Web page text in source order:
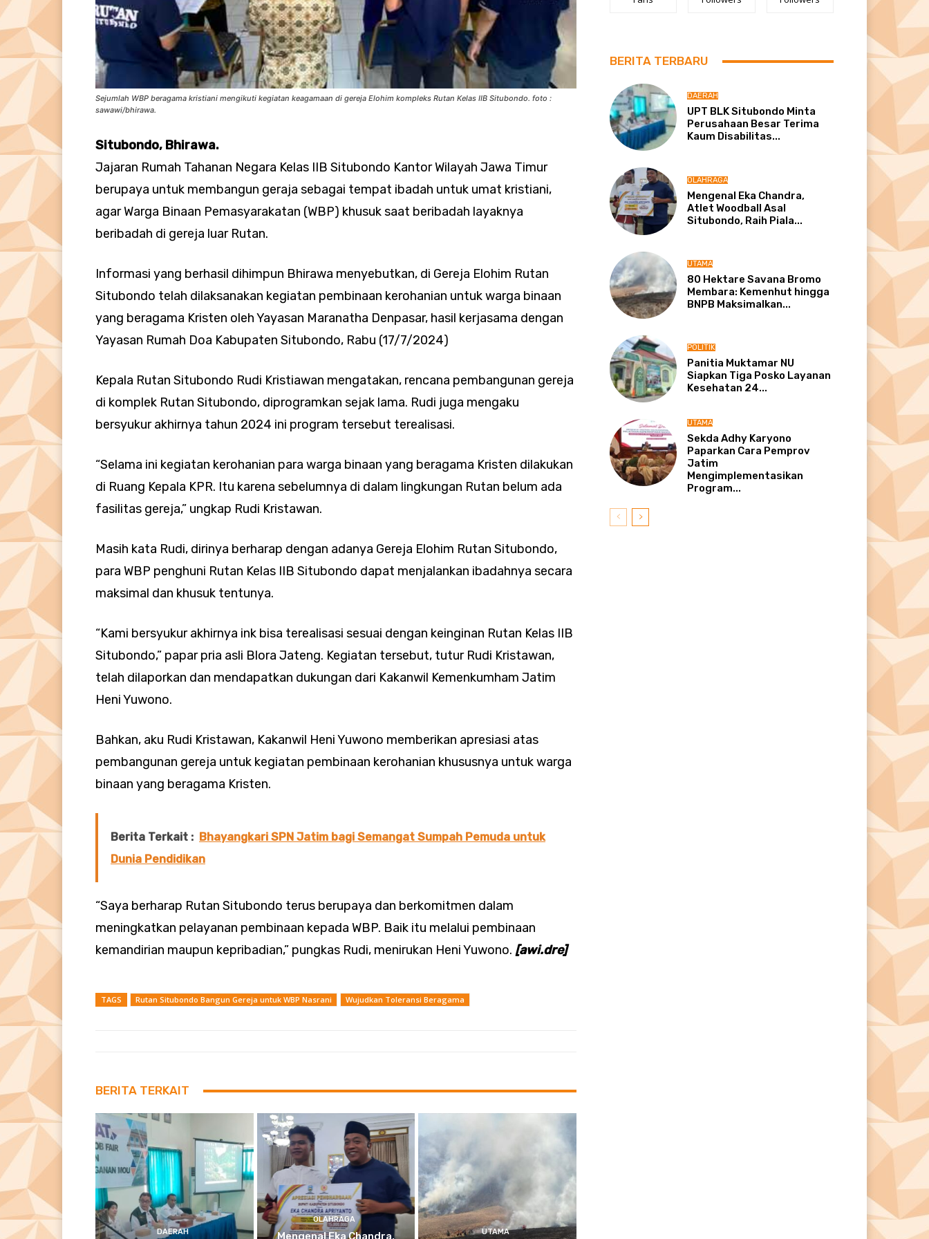
Sejumlah WBP beragama kristiani mengikuti kegiatan keagamaan di gereja Elohim kompleks Rutan Kelas IIB Situbondo. foto :
sawawi/bhirawa.
Situbondo, Bhirawa.
Jajaran Rumah Tahanan Negara Kelas IIB Situbondo Kantor Wilayah Jawa Timur
berupaya untuk membangun geraja sebagai tempat ibadah untuk umat kristiani,
agar Warga Binaan Pemasyarakatan (WBP) khusuk saat beribadah layaknya
beribadah di gereja luar Rutan.
Informasi yang berhasil dihimpun Bhirawa menyebutkan, di Gereja Elohim Rutan
Situbondo telah dilaksanakan kegiatan pembinaan kerohanian untuk warga binaan
yang beragama Kristen oleh Yayasan Maranatha Denpasar, hasil kerjasama dengan
Yayasan Rumah Doa Kabupaten Situbondo, Rabu (17/7/2024)
Kepala Rutan Situbondo Rudi Kristiawan mengatakan, rencana pembangunan gereja
di komplek Rutan Situbondo, diprogramkan sejak lama. Rudi juga mengaku
bersyukur akhirnya tahun 2024 ini program tersebut terealisasi.
“Selama ini kegiatan kerohanian para warga binaan yang beragama Kristen dilakukan
di Ruang Kepala KPR. Itu karena sebelumnya di dalam lingkungan Rutan belum ada
fasilitas gereja,” ungkap Rudi Kristawan.
Masih kata Rudi, dirinya berharap dengan adanya Gereja Elohim Rutan Situbondo,
para WBP penghuni Rutan Kelas IIB Situbondo dapat menjalankan ibadahnya secara
maksimal dan khusuk tentunya.
“Kami bersyukur akhirnya ink bisa terealisasi sesuai dengan keinginan Rutan Kelas IIB
Situbondo,” papar pria asli Blora Jateng. Kegiatan tersebut, tutur Rudi Kristawan,
telah dilaporkan dan mendapatkan dukungan dari Kakanwil Kemenkumham Jatim
Heni Yuwono.
Bahkan, aku Rudi Kristawan, Kakanwil Heni Yuwono memberikan apresiasi atas
pembangunan gereja untuk kegiatan pembinaan kerohanian khususnya untuk warga
binaan yang beragama Kristen.
Berita Terkait : Bhayangkari SPN Jatim bagi Semangat Sumpah Pemuda untuk
Dunia Pendidikan
“Saya berharap Rutan Situbondo terus berupaya dan berkomitmen dalam
meningkatkan pelayanan pembinaan kepada WBP. Baik itu melalui pembinaan
kemandirian maupun kepribadian,” pungkas Rudi, menirukan Heni Yuwono. [awi.dre]
TAGS Rutan Situbondo Bangun Gereja untuk WBP Nasrani Wujudkan Toleransi Beragama
BERITA TERKAIT
DAERAH
OLAHRAGA
Mengenal Eka Chandra, UTAMA
BERITA TERBARU
DAERAH
UPT BLK Situbondo Minta
Perusahaan Besar Terima
Kaum Disabilitas...
OLAHRAGA
Mengenal Eka Chandra,
Atlet Woodball Asal
Situbondo, Raih Piala...
UTAMA
80 Hektare Savana Bromo
Membara: Kemenhut hingga
BNPB Maksimalkan...
POLITIK
Panitia Muktamar NU
Siapkan Tiga Posko Layanan
Kesehatan 24...
UTAMA
Sekda Adhy Karyono
Paparkan Cara Pemprov
Jatim
Mengimplementasikan
Program...